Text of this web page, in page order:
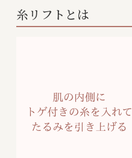
糸リフトとは